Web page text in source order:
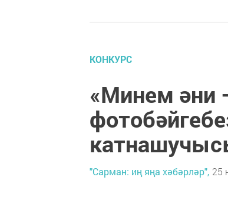
КОНКУРС
«Минем әни
"Сарман: иң яңа хәбәрләр", 25